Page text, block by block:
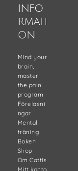
INFO
RMATI
ON
Mind your
brain,
master
the pain
program
Föreläsni
ngar
Mental
träning
Boken
Shop
Om Cattis
Mitt konto